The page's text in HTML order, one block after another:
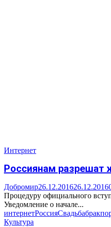
Интернет
Россиянам разрешат
Добромир26.12.201626.12.2016
Процедуру официального
Уведомление о начале...
интернетРоссияСвадьбабрак
Культура